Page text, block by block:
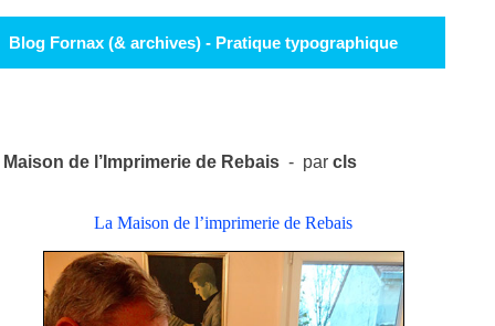
Blog Fornax (& archives) - Pratique typographique
Maison de l’Imprimerie de Rebais - parcls
La Maison de l’imprimerie de Rebais